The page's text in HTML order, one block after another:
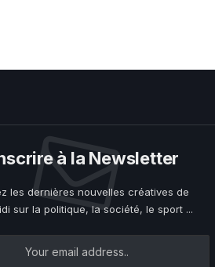
à la Newsletter
les dernières nouvelles créatives de
sur la politique, la société, le sport ...